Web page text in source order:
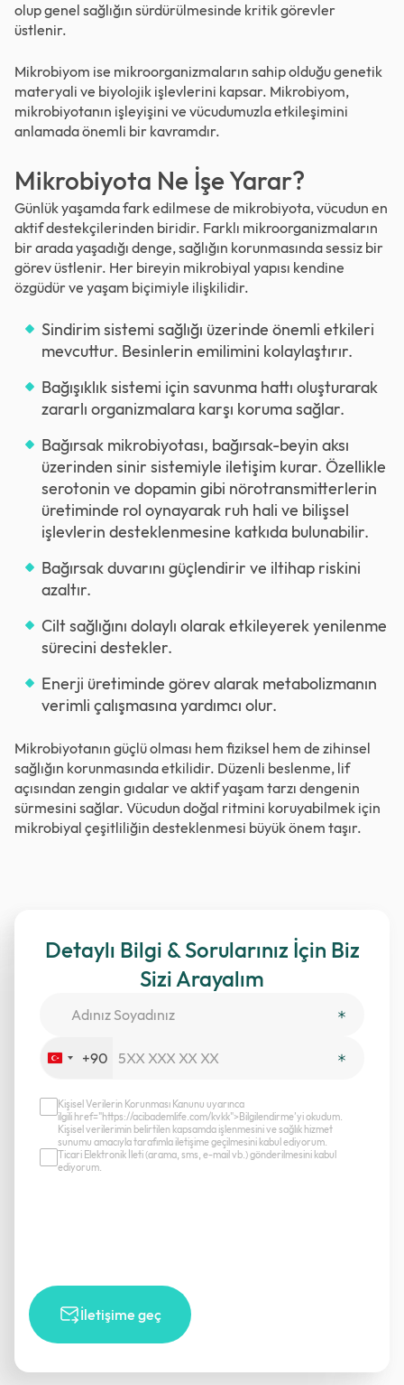
olup genel sağlığın sürdürülmesinde kritik görevler
üstlenir.
Mikrobiyom ise mikroorganizmaların sahip olduğu genetik
materyali ve biyolojik işlevlerini kapsar. Mikrobiyom,
mikrobiyotanın işleyişini ve vücudumuzla etkileşimini
anlamada önemli bir kavramdır.
Mikrobiyota Ne İşe Yarar?
Günlük yaşamda fark edilmese de mikrobiyota, vücudun en
aktif destekçilerinden biridir. Farklı mikroorganizmaların
bir arada yaşadığı denge, sağlığın korunmasında sessiz bir
görev üstlenir. Her bireyin mikrobiyal yapısı kendine
özgüdür ve yaşam biçimiyle ilişkilidir.
Sindirim sistemi sağlığı üzerinde önemli etkileri
mevcuttur. Besinlerin emilimini kolaylaştırır.
Bağışıklık sistemi için savunma hattı oluşturarak
zararlı organizmalara karşı koruma sağlar.
Bağırsak mikrobiyotası, bağırsak-beyin aksı
üzerinden sinir sistemiyle iletişim kurar. Özellikle
serotonin ve dopamin gibi nörotransmitterlerin
üretiminde rol oynayarak ruh hali ve bilişsel
işlevlerin desteklenmesine katkıda bulunabilir.
Bağırsak duvarını güçlendirir ve iltihap riskini
azaltır.
Cilt sağlığını dolaylı olarak etkileyerek yenilenme
sürecini destekler.
Enerji üretiminde görev alarak metabolizmanın
verimli çalışmasına yardımcı olur.
Mikrobiyotanın güçlü olması hem fiziksel hem de zihinsel
sağlığın korunmasında etkilidir. Düzenli beslenme, lif
açısından zengin gıdalar ve aktif yaşam tarzı dengenin
sürmesini sağlar. Vücudun doğal ritmini koruyabilmek için
mikrobiyal çeşitliliğin desteklenmesi büyük önem taşır.
Detaylı Bilgi & Sorularınız İçin Biz
Sizi Arayalım
Turkey
+90
İletişime geç
Kişisel Verilerin Korunması Kanunu uyarınca
ilgili href="https://acibademlife.com/kvkk">Bilgilendirme’yi okudum.
Kişisel verilerimin belirtilen kapsamda işlenmesini ve sağlık hizmet
sunumu amacıyla tarafımla iletişime geçilmesini kabul ediyorum.
Ticari Elektronik İleti (arama, sms, e-mail vb.) gönderilmesini kabul
ediyorum.